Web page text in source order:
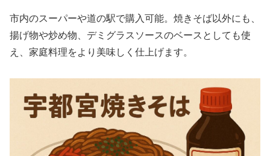
市内のスーパーや道の駅で購入可能。焼きそば以外にも、
揚げ物や炒め物、デミグラスソースのベースとしても使
え、家庭料理をより美味しく仕上げます。